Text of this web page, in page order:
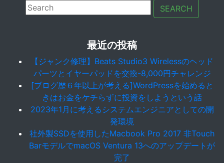
SEARCH
最近の投稿
【ジャンク修理】Beats Studio3 Wirelessのヘッド
パーツとイヤーパッドを交換-8,000円チャレンジ
[ブログ歴６年以上が考える]WordPressを始めると
きはお金をケチらずに投資をしようという話
2023年1月に考えるシステムエンジニアとしての開
発環境
社外製SSDを使用したMacbook Pro 2017 非Touch
BarモデルでmacOS Ventura 13へのアップデートが
完了